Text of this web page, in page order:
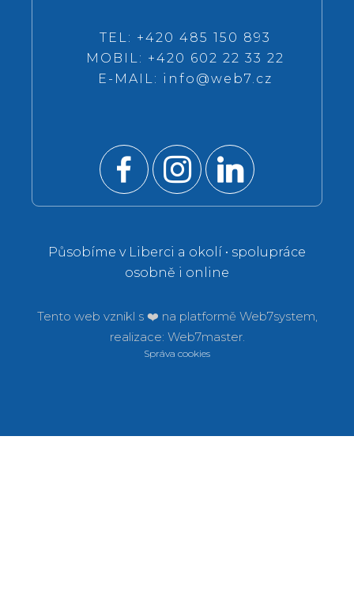
TEL: +420 485 150 893
MOBIL: +420 602 22 33 22
E-MAIL: info@web7.cz
Působíme v Liberci a okolí • spolupráce
osobně i online
Tento web vznikl s ❤️ na platformě Web7system,
realizace: Web7master.
Správa cookies